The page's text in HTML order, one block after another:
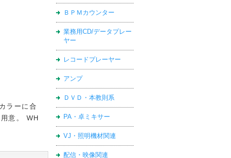
ＢＰＭカウンター
業務用CD/データプレー
ヤー
レコードプレーヤー
アンプ
ＤＶＤ・本教則系
PA・卓ミキサー
VJ・照明機材関連
配信・映像関連
ラーに合
意。 WH